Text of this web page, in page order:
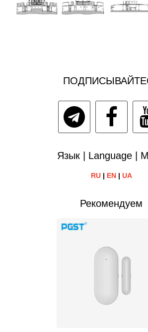
Язык | Language |
RU| EN| UA
Рекомендуем